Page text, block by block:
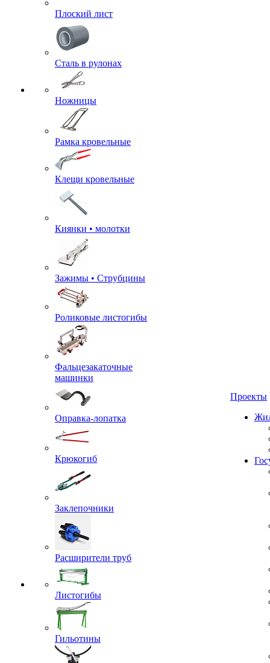
Плоский лист
Сталь в рулонах
Ножницы
Рамка кровельные
Клещи кровельные
Киянки • молотки
Зажимы • Струбцины
Роликовые листогибы
Фальцезакаточные
машинки
Оправка-лопатка
Крюкогиб
Заклепочники
Расширители труб
Листогибы
Гильотины
Проекты